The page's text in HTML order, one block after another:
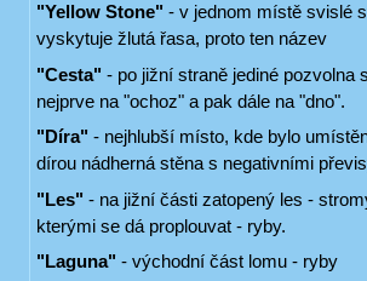
"Yellow Stone" - v jednom místě svislé
vyskytuje žlutá řasa, proto ten název
"Cesta" - po jižní straně jediné pozvolna
nejprve na "ochoz" a pak dále na "dno".
"Díra" - nejhlubší místo, kde bylo
dírou nádherná stěna s negativními
"Les" - na jižní části zatopený les -
kterými se dá proplouvat - ryby.
"Laguna" - východní část lomu - ryby